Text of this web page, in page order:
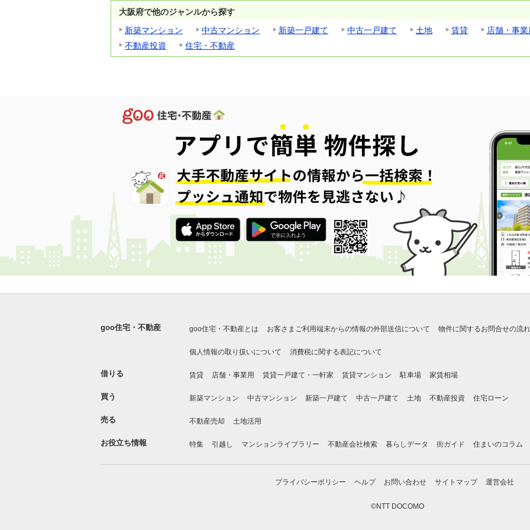
大阪府で他のジャンルから探す
新築マンション
中古マンション 新築一戸建て 中古一戸建て 土地 賃貸
店舗・事業
不動産投資
住宅・不動産
goo住宅・不動産 goo住宅・不動産とは お客さまご利用端末からの情報の外部送信について 物件に関するお問合せの流れ
個人情報の取り扱いについて 消費税に関する表記について
借りる 賃貸 店舗・事業用 賃貸一戸建て・一軒家 賃貸マンション 駐車場 家賃相場
買う 新築マンション 中古マンション 新築一戸建て 中古一戸建て 土地 不動産投資 住宅ローン
売る 不動産売却 土地活用
お役立ち情報 特集 引越し マンションライブラリー 不動産会社検索 暮らしデータ 街ガイド 住まいのコラム
プライバシーポリシー ヘルプ お問い合わせ サイトマップ 運営会社
©NTT DOCOMO